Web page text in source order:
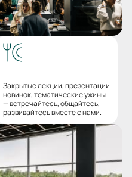
Закрытые лекции, презентации
новинок, тематические ужины
— встречайтесь, общайтесь,
развивайтесь вместе с нами.